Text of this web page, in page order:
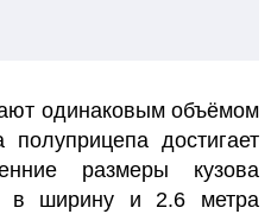
одинаковым объёмом
достигает
размеры кузова
в ширину и 2.6 метра